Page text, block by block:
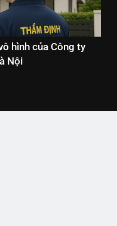
hình của Công ty
Nội